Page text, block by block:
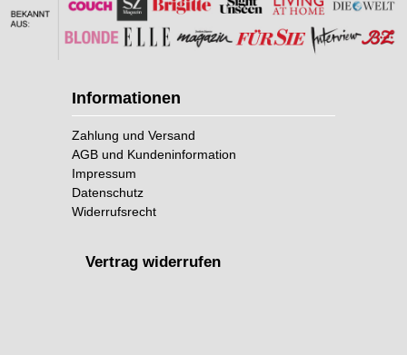
Informationen
Zahlung und Versand
AGB und Kundeninformation
Impressum
Datenschutz
Widerrufsrecht
Vertrag widerrufen